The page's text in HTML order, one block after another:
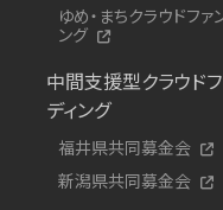
ゆめ・まちクラウドファ
ング
中間支援型クラウド
ディング
福井県共同募金会
新潟県共同募金会